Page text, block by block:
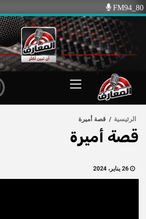
Skip
to
content
FM94_80
Menu
الرئيسية قصة أميرة
قصة أميرة